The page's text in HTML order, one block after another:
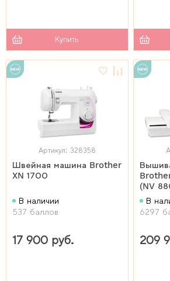
Купить
Артикул: 328358
Швейная машина Brother
XN 1700
В наличии
537 баллов
17 900 руб.
Brother Innov-is
(NV
В
6297
209